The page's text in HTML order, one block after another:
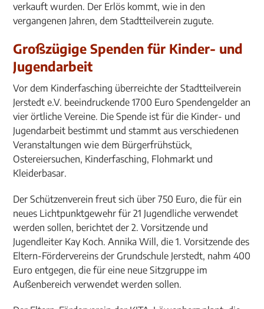
verkauft wurden. Der Erlös kommt, wie in den
vergangenen Jahren, dem Stadtteilverein zugute.
Großzügige Spenden für Kinder- und
Jugendarbeit
Vor dem Kinderfasching überreichte der Stadtteilverein
Jerstedt e.V. beeindruckende 1700 Euro Spendengelder an
vier örtliche Vereine. Die Spende ist für die Kinder- und
Jugendarbeit bestimmt und stammt aus verschiedenen
Veranstaltungen wie dem Bürgerfrühstück,
Ostereiersuchen, Kinderfasching, Flohmarkt und
Kleiderbasar.
Der Schützenverein freut sich über 750 Euro, die für ein
neues Lichtpunktgewehr für 21 Jugendliche verwendet
werden sollen, berichtet der 2. Vorsitzende und
Jugendleiter Kay Koch. Annika Will, die 1. Vorsitzende des
Eltern-Fördervereins der Grundschule Jerstedt, nahm 400
Euro entgegen, die für eine neue Sitzgruppe im
Außenbereich verwendet werden sollen.